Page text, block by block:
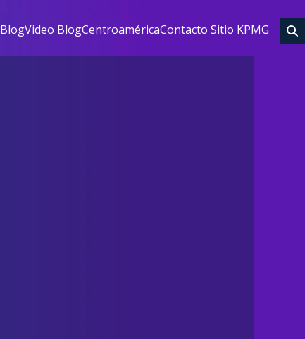
BlogVideo BlogCentroaméricaContacto Sitio KPMG